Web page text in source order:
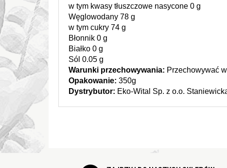
w tym kwasy tłuszczowe nasycone 0 g
Węglowodany 78 g
w tym cukry 74 g
Błonnik 0 g
Białko 0 g
Sól 0.05 g
Warunki przechowywania: Przechowywać
Opakowanie: 350g
Dystrybutor: Eko-Wital Sp. z o.o.